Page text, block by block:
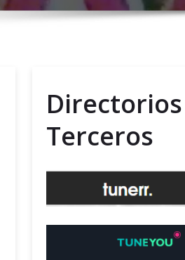
Directorios
Terceros